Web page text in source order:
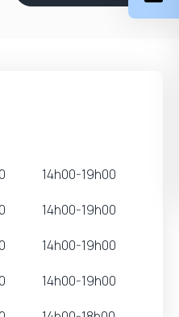
14h00-19h00
14h00-19h00
14h00-19h00
14h00-19h00